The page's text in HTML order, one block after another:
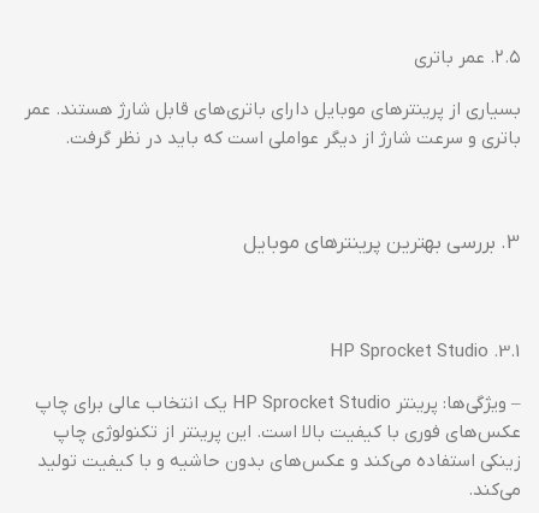
بسیاری از پرینترهای موبایل دارای باتری‌های قابل شارژ هستند. عمر
باتری و سرعت شارژ از دیگر عواملی است که باید در نظر گرفت.
بررسی بهترین پرینترهای موبایل
– ویژگی‌ها: پرینتر HP Sprocket Studio یک انتخاب عالی برای چاپ
عکس‌های فوری با کیفیت بالا است. این پرینتر از تکنولوژی چاپ
زینکی استفاده می‌کند و عکس‌های بدون حاشیه و با کیفیت تولید
می‌کند.